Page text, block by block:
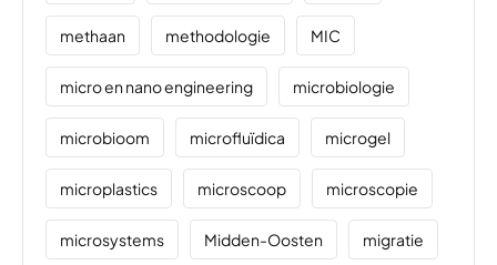
methaan methodologie MIC
micro en nano engineering microbiologie
microbioom microfluïdica microgel
microplastics microscoop microscopie
microsystems Midden-Oosten migratie